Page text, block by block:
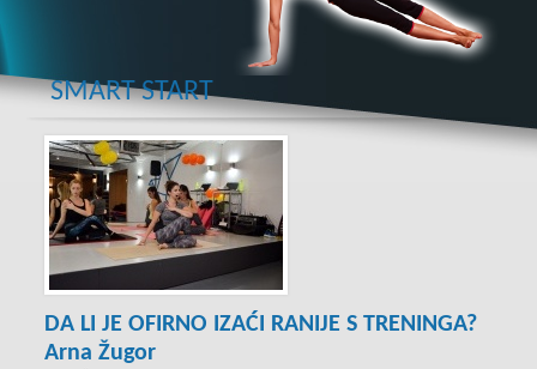
SMART START
DA LI JE OFIRNO IZAĆI RANIJE S TRENINGA?
Arna Žugor